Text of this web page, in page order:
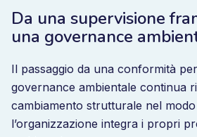
Da una supervisione
una governance
Il passaggio da una conformità
governance ambientale continua
cambiamento strutturale nel
l’organizzazione integra i propri